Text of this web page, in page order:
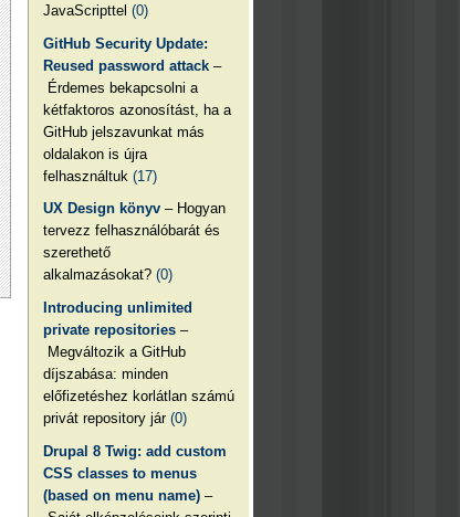
JavaScripttel(0)
GitHub Security Update:
Reused password attack –
Érdemes bekapcsolni a
kétfaktoros azonosítást, ha a
GitHub jelszavunkat más
oldalakon is újra
felhasználtuk(17)
UX Design könyv – Hogyan
tervezz felhasználóbarát és
szerethető
alkalmazásokat?(0)
Introducing unlimited
private repositories –
Megváltozik a GitHub
díjszabása: minden
előfizetéshez korlátlan számú
privát repository jár(0)
Drupal 8 Twig: add custom
CSS classes to menus
(based on menu name) –